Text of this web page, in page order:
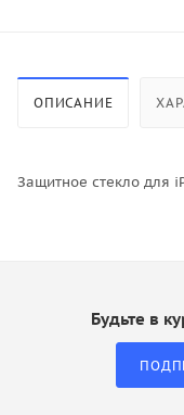
ОПИСАНИЕ
Защитное стекло для
Будьте в